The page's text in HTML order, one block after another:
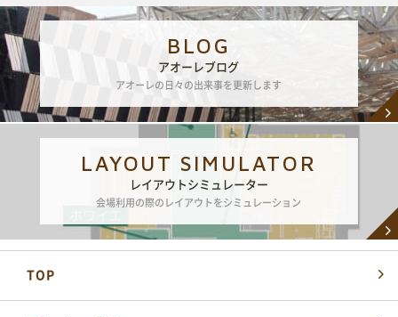
BLOG
アオーレブログ
アオーレの日々の出来事を更新します
LAYOUT SIMULATOR
レイアウトシミュレーター
会場利用の際のレイアウトをシミュレーション
TOP